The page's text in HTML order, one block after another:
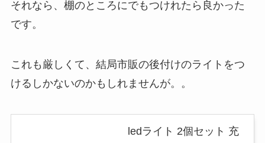
それなら、棚のところにでもつけれたら良かった
です。
これも厳しくて、結局市販の後付けのライトをつ
けるしかないのかもしれませんが。。
ledライト 2個セット 充